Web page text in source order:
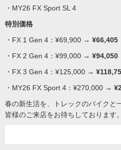
・MY26 FX Sport SL 4
特別価格
・FX 1 Gen 4：¥69,900 → ¥66,405
・FX 2 Gen 4：¥99,000 → ¥94,050
・FX 3 Gen 4：¥125,000 →
・MY26 FX Sport 4：¥270,000 →
春の新生活を、トレックのバイクと
皆様のご来店をお待ちしております。